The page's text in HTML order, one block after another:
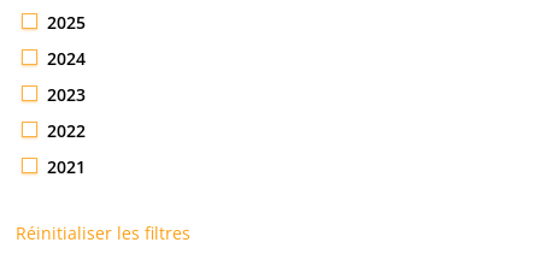
2025
2024
2023
2022
2021
Réinitialiser les filtres